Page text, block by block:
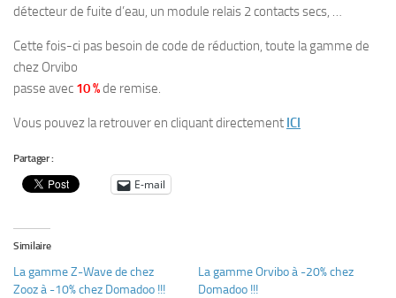
détecteur de fuite d’eau, un module relais 2 contacts secs, …
Cette fois-ci pas besoin de code de réduction, toute la gamme de
chez Orvibo
passe avec 10 %de remise.
Vous pouvez la retrouver en cliquant directement ICI
Partager :
E-mail
Similaire
La gamme Z-Wave de chez
Zooz à -10% chez Domadoo !!!
La gamme Orvibo à -20% chez
Domadoo !!!